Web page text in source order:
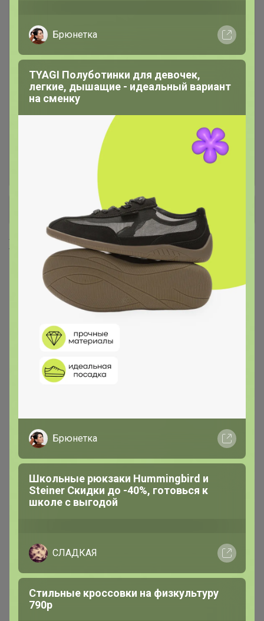
РАСПРОДАЖА! 92
Столовая посуда P.L. Proff
Cuisine
1.1K
Столовый фарфор Aristocrat,
Noble
Бокалы штучно. Пивные везем
хоть куда, а тонкие только в
Центральном ЦР!
+ Ещё 16 каталогов
Хиты продаж
Цена за 6шт
см, P.L. - Davinci
см, P.L. - Davinci
Брюнетка
TYAGI Полуботинки для девочек,
легкие, дышащие - идеальный вариант
на сменку
Брюнетка
Школьные рюкзаки Hummingbird и
Steiner Скидки до -40%, готовься к
школе с выгодой
СЛАДКАЯ
Стильные кроссовки на физкультуру
790р